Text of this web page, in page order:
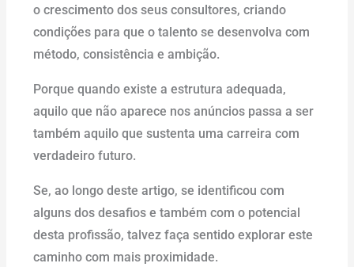
o crescimento dos seus consultores, criando
condições para que o talento se desenvolva com
método, consistência e ambição.
Porque quando existe a estrutura adequada,
aquilo que não aparece nos anúncios passa a ser
também aquilo que sustenta uma carreira com
verdadeiro futuro.
Se, ao longo deste artigo, se identificou com
alguns dos desafios e também com o potencial
desta profissão, talvez faça sentido explorar este
caminho com mais proximidade.